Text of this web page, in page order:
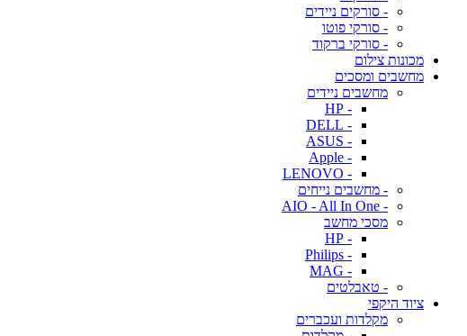
- סורקים ניידים
- סורקי פוטו
- סורקי ברקוד
מכונות צילום
מחשבים ומסכים
מחשבים ניידים
- HP
- DELL
- ASUS
- Apple
- LENOVO
- מחשבים נייחים
- AIO - All In One
מסכי מחשב
- HP
- Philips
- MAG
- טאבלטים
ציוד היקפי
מקלדות ועכברים